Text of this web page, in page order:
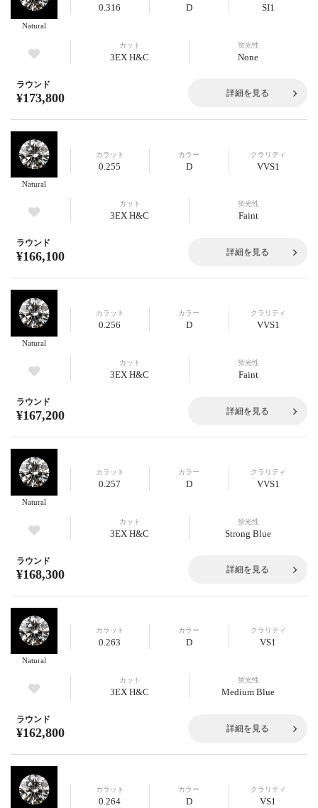
Natural
0.316 D SI1
カット
3EX H&C
蛍光性
None
ラウンド
¥173,800 詳細を見る
Natural
カラット
0.255
カラー
D
クラリティ
VVS1
カット
3EX H&C
蛍光性
Faint
ラウンド
¥166,100 詳細を見る
Natural
カラット
0.256
カラー
D
クラリティ
VVS1
カット
3EX H&C
蛍光性
Faint
ラウンド
¥167,200 詳細を見る
Natural
カラット
0.257
カラー
D
クラリティ
VVS1
カット
3EX H&C
蛍光性
Strong Blue
ラウンド
¥168,300 詳細を見る
Natural
カラット
0.263
カラー
D
クラリティ
VS1
カット
3EX H&C
蛍光性
Medium Blue
ラウンド
¥162,800 詳細を見る
カラット
0.264
カラー
D
クラリティ
VS1